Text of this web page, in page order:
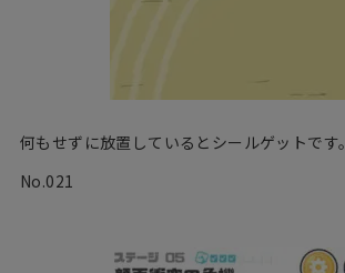
何もせずに放置しているとシールゲットです。
No.021